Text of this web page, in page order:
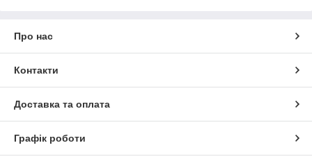
Про нас
Контакти
Доставка та оплата
Графік роботи